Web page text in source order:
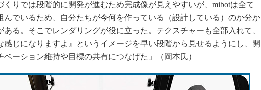
S＆OP
インダストリー4.0
製造業ビッグデータ
植物工場
くりでは段階的に開発が進むため完成像が見えやすいが、mibotは全て
んでいるため、自分たちが今何を作っている（設計している）のか分か
ある。そこでレンダリングが役に立った。テクスチャーも全部入れて、
感じになりますよ』というイメージを早い段階から見せるようにし、開
ベーション維持や目標の共有につなげた」（岡本氏）